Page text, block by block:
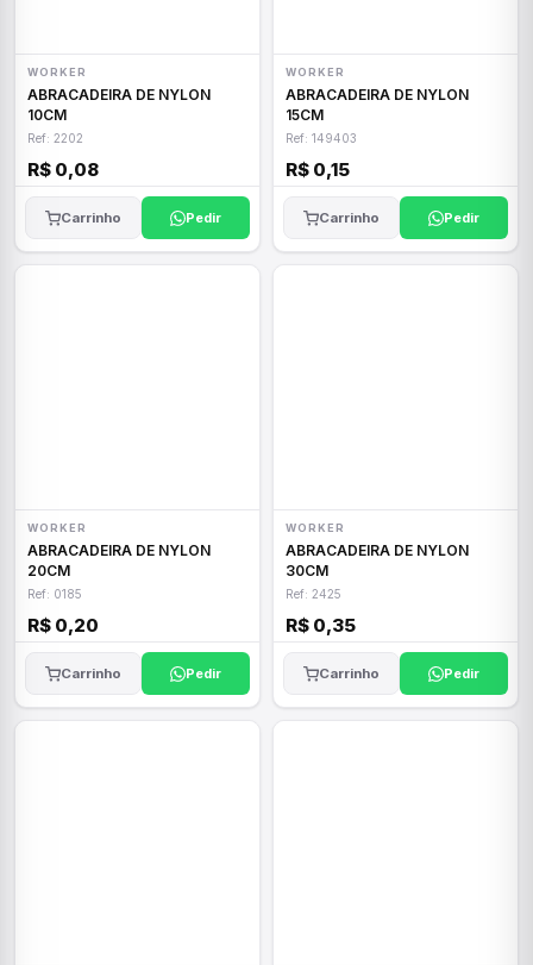
WORKER
ABRACADEIRA DE NYLON
10CM
Ref: 2202
R$ 0,08
Carrinho Pedir
WORKER
ABRACADEIRA DE NYLON
15CM
Ref: 149403
R$ 0,15
Carrinho Pedir
WORKER
ABRACADEIRA DE NYLON
20CM
Ref: 0185
R$ 0,20
Carrinho Pedir
WORKER
ABRACADEIRA DE NYLON
30CM
Ref: 2425
R$ 0,35
Carrinho Pedir